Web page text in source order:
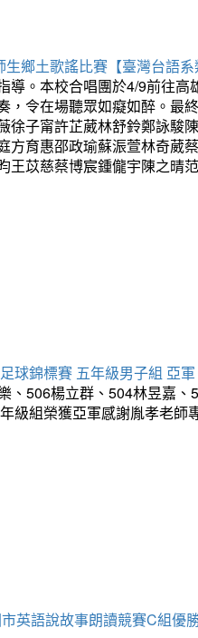
鄉土歌謠比賽【臺灣台語
導。本校合唱團於4/9前往
，令在場聽眾如癡如醉。最
徐子甯許芷葳林舒鈴鄭詠駿
方育惠邵政瑜蘇浱萱林奇葳
王苡慈蔡博宸鍾儱宇陳之晴
球錦標賽 五年級男子組 亞軍
、506楊立群、504林昱嘉
級組榮獲亞軍感謝胤孝老師
英語說故事朗讀競賽C組優